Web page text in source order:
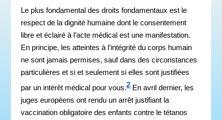
Le plus fondamental des droits fondamentaux est le
respect de la dignité humaine dont le consentement
libre et éclairé à l’acte médical est une manifestation.
En principe, les atteintes à l’intégrité du corps humain
ne sont jamais permises, sauf dans des circonstances
particulières et si et seulement si elles sont justifiées
par un intérêt médical pour vous.2En avril dernier, les
juges européens ont rendu un arrêt justifiant la
vaccination obligatoire des enfants contre le tétanos